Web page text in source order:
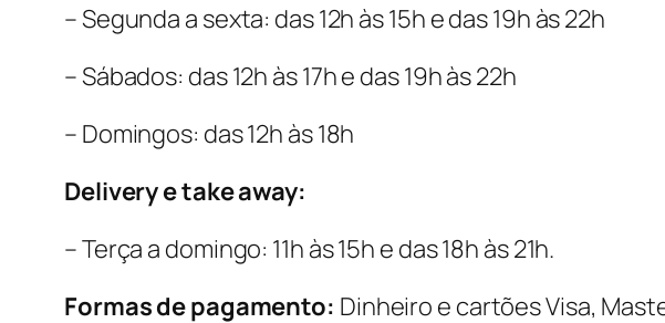
– Segunda a sexta: das 12h às 15h e das 19h às 22h
– Sábados: das 12h às 17h e das 19h às 22h
– Domingos: das 12h às 18h
Delivery e take away:
– Terça a domingo: 11h às 15h e das 18h às 21h.
Formas de pagamento: Dinheiro e cartões Visa,